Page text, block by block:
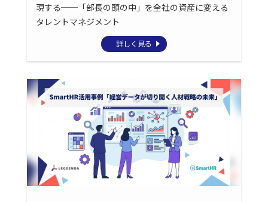
現する──「部長の頭の中」を全社の資産に変える
タレントマネジメント
詳しく見る